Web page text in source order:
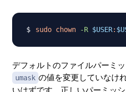
sudo chown -R $USER:
デフォルトのファイルパーミ
umask の値を変更していなけ
いはずです。正しいパーミッ